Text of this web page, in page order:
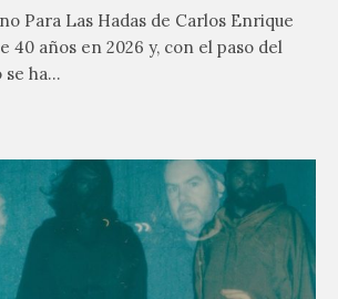
Para Las Hadas de Carlos Enrique
40 años en 2026 y, con el paso del
se ha…